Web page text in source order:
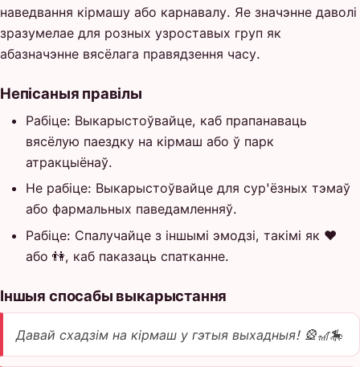
наведвання кірмашу або карнавалу. Яе значэнне даволі
зразумелае для розных узроставых груп як
абазначэнне вясёлага правядзення часу.
Непісаныя правілы
Рабіце: Выкарыстоўвайце, каб прапанаваць
вясёлую паездку на кірмаш або ў парк
атракцыёнаў.
Не рабіце: Выкарыстоўвайце для сур'ёзных тэмаў
або фармальных паведамленняў.
Рабіце: Спалучайце з іншымі эмодзі, такімі як ❤️
або 👫, каб паказаць спатканне.
Іншыя спосабы выкарыстання
Давай схадзім на кірмаш у гэтыя выхадныя! 🎡🎢🎠